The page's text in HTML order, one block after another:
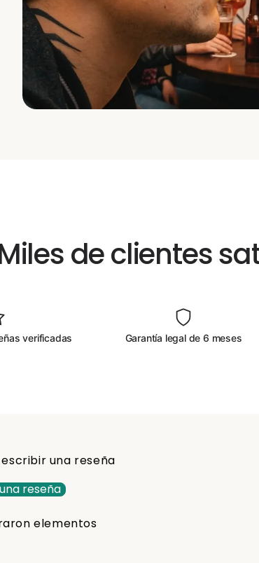
de clientes
verificadas Garantía legal de 6 meses
una reseña
reseña
elementos